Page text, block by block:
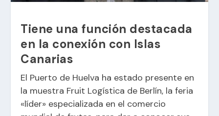
Tiene una función destacada
en la conexión con Islas
Canarias
El Puerto de Huelva ha estado presente en
la muestra Fruit Logística de Berlín, la feria
«líder» especializada en el comercio